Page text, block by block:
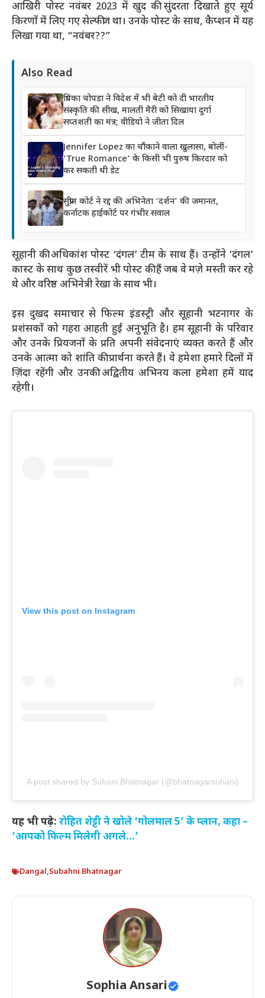
आखिरी पोस्ट नवंबर 2023 में खुद की सुंदरता दिखाते हुए सूर्य
किरणों में लिए गए सेल्फीज था। उनके पोस्ट के साथ, कैप्शन में यह
लिखा गया था, “नवंबर??”
Also Read
प्रियंका चोपड़ा ने विदेश में भी बेटी को दी भारतीय
संस्कृति की सीख, मालती मैरी को सिखाया दुर्गा
सप्तशती का मंत्र; वीडियो ने जीता दिल
Jennifer Lopez का चौंकाने वाला खुलासा, बोलीं-
‘True Romance’ के किसी भी पुरुष किरदार को
कर सकती थी डेट
सुप्रीम कोर्ट ने रद्द की अभिनेता ‘दर्शन’ की जमानत,
कर्नाटक हाईकोर्ट पर गंभीर सवाल
सूहानी की अधिकांश पोस्ट ‘दंगल’ टीम के साथ हैं। उन्होंने ‘दंगल’
कास्ट के साथ कुछ तस्वीरें भी पोस्ट की हैं जब वे मज़े मस्ती कर रहे
थे और वरिष्ठ अभिनेत्री रेखा के साथ भी।
इस दुखद समाचार से फिल्म इंडस्ट्री और सूहानी भटनागर के
प्रशंसकों को गहरा आहती हुई अनुभूति है। हम सूहानी के परिवार
और उनके प्रियजनों के प्रति अपनी संवेदनाएं व्यक्त करते हैं और
उनके आत्मा को शांति की प्रार्थना करते हैं। वे हमेशा हमारे दिलों में
ज़िंदा रहेंगी और उनकी अद्वितीय अभिनय कला हमेशा हमें याद
रहेगी।
View this post on Instagram
A post shared by Suhani Bhatnagar (@bhatnagarsuhani)
यह भी पढ़े: रोहित शेट्टी ने खोले ‘गोलमाल 5’ के प्लान, कहा –
‘आपको फिल्म मिलेगी अगले…’
Dangal,Subahni Bhatnagar
Sophia Ansari